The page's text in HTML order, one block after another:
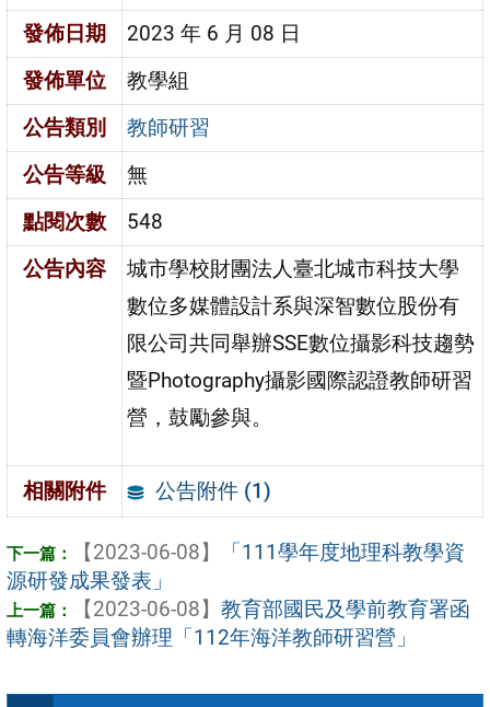
發佈日期
2023 年 6 月 08 日
發佈單位
教學組
公告類別
教師研習
公告等級
無
點閱次數
548
公告內容
城市學校財團法人臺北城市科技大學
數位多媒體設計系與深智數位股份有
限公司共同舉辦SSE數位攝影科技趨勢
暨Photography攝影國際認證教師研習
營，鼓勵參與。
相關附件 公告附件 (1)
【2023-06-08】
「111學年度地理科教學資
源研發成果發表」
【2023-06-08】 教育部國民及學前教育署函
轉海洋委員會辦理「112年海洋教師研習營」